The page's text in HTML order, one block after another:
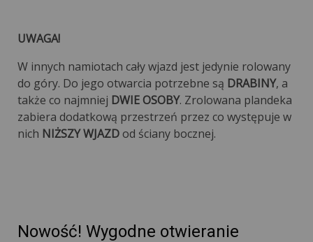
UWAGA!
W innych namiotach cały wjazd jest jedynie rolowany
do góry. Do jego otwarcia potrzebne są DRABINY, a
także co najmniej DWIE OSOBY. Zrolowana plandeka
zabiera dodatkową przestrzeń przez co występuje w
nich NIŻSZY WJAZDod ściany bocznej.
Nowość! Wygodne otwieranie